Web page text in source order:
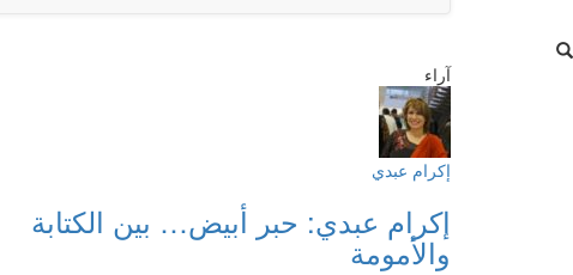
آراء
إكرام عبدي
إكرام عبدي: حبر أبيض… بين الكتابة
والأمومة